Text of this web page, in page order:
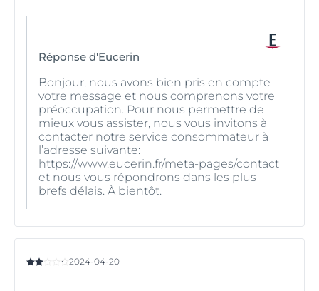
Réponse d'Eucerin
Bonjour, nous avons bien pris en compte
votre message et nous comprenons votre
préoccupation. Pour nous permettre de
mieux vous assister, nous vous invitons à
contacter notre service consommateur à
l’adresse suivante:
https://www.eucerin.fr/meta-pages/contact
et nous vous répondrons dans les plus
brefs délais. À bientôt.
2024-04-20